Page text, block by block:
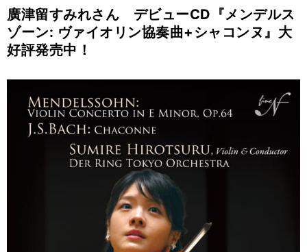
編集部
廣津留すみれさん デビューCD『メンデルス
ゾーン: ヴァイオリン協奏曲+シャコンヌ』大
好評発売中！